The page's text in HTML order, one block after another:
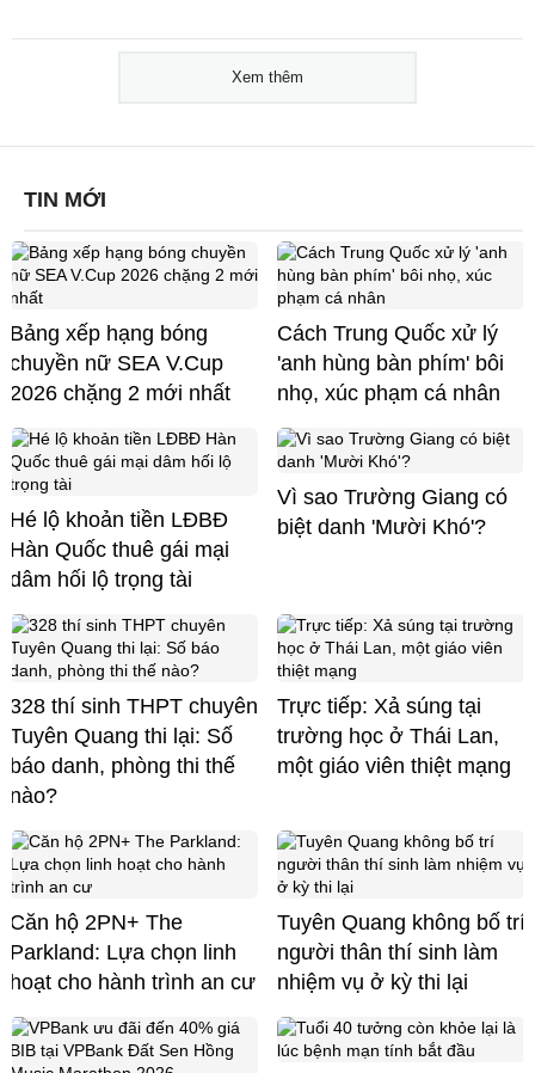
Xem thêm
TIN MỚI
Bảng xếp hạng bóng
chuyền nữ SEA V.Cup
2026 chặng 2 mới nhất
Cách Trung Quốc xử lý
'anh hùng bàn phím' bôi
nhọ, xúc phạm cá nhân
Hé lộ khoản tiền LĐBĐ
Hàn Quốc thuê gái mại
dâm hối lộ trọng tài
Vì sao Trường Giang có
biệt danh 'Mười Khó'?
328 thí sinh THPT chuyên
Tuyên Quang thi lại: Số
báo danh, phòng thi thế
nào?
Trực tiếp: Xả súng tại
trường học ở Thái Lan,
một giáo viên thiệt mạng
Căn hộ 2PN+ The
Parkland: Lựa chọn linh
hoạt cho hành trình an cư
Tuyên Quang không bố trí
người thân thí sinh làm
nhiệm vụ ở kỳ thi lại